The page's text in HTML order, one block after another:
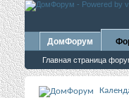
ДомФорум
Главная страница